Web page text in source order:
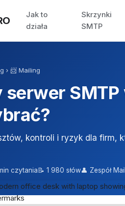
Jak to
działa
Skrzynki
SMTP
› 📨 Mailing
serwer
kontroli i ryzyk dla firm,
czytania📝 1 980 słów👤 Zespół